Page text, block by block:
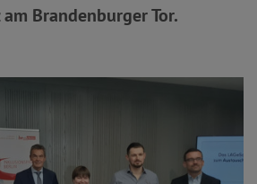
Brandenburger Tor.